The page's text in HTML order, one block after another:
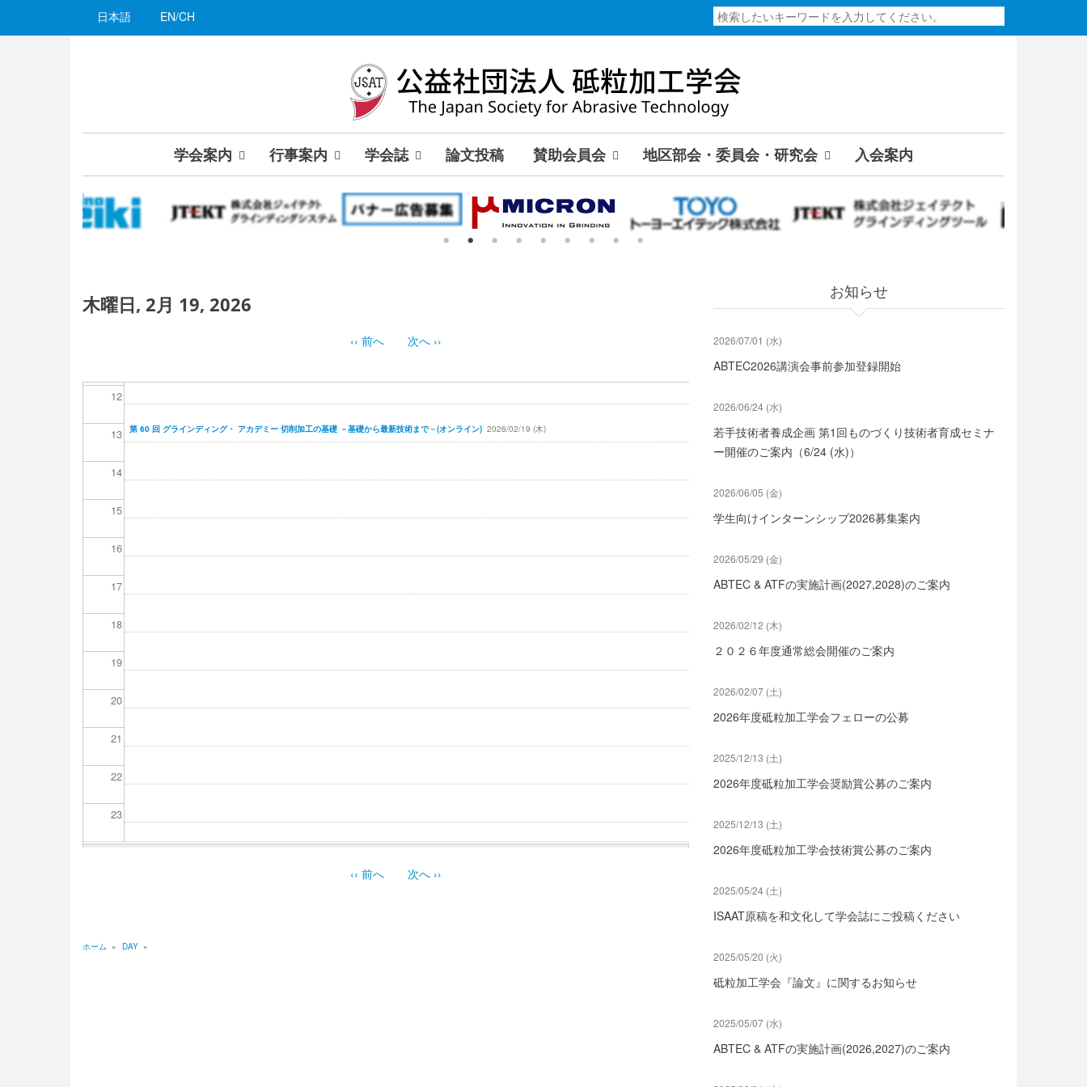
日本語 EN/CH
検
索
学会案内 行事案内 学会誌 論文投稿 賛助会員会 地区部会・委員会・研究会 入会案内
木曜日, 2月 19, 2026
ジ
り
‹‹ 前へ 次へ ››
02
05
07
12
13
14
15
16
17
18
19
20
21
22
23
第 60 回 グラインディング・ アカデミー 切削加工の基礎 －基礎から最新技術まで－(オンライン) 2026/02/19 (木)
送
り
‹‹ 前へ 次へ ››
ホーム » DAY »
お知らせ
2026/07/01 (水)
ABTEC2026講演会事前参加登録開始
2026/06/24 (水)
若手技術者養成企画 第1回ものづくり技術者育成セミナ
ー開催のご案内（6/24 (水)）
2026/06/05 (金)
学生向けインターンシップ2026募集案内
2026/05/29 (金)
ABTEC & ATFの実施計画(2027,2028)のご案内
2026/02/12 (木)
２０２６年度通常総会開催のご案内
2026/02/07 (土)
2026年度砥粒加工学会フェローの公募
2025/12/13 (土)
2026年度砥粒加工学会奨励賞公募のご案内
2025/12/13 (土)
2026年度砥粒加工学会技術賞公募のご案内
2025/05/24 (土)
ISAAT原稿を和文化して学会誌にご投稿ください
2025/05/20 (火)
砥粒加工学会『論文』に関するお知らせ
2025/05/07 (水)
ABTEC & ATFの実施計画(2026,2027)のご案内